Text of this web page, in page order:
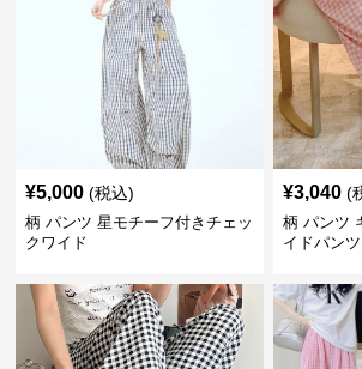
¥5,000 (税込)
柄 パンツ 星モチーフ付きチェッ
クワイド
¥3,040 (
柄 パンツ
イドパンツ